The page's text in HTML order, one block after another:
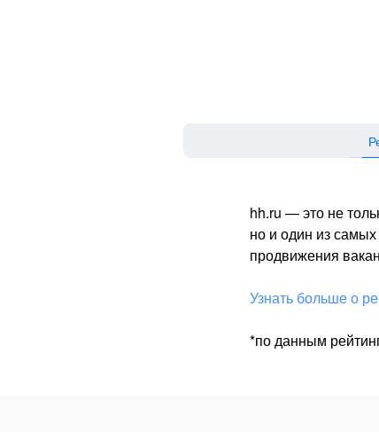
hh.ru — это не
но и один из
продвижения
Узнать больше о
*по данным